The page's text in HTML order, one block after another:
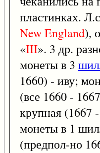
пластинках.
NewEngland),
«III». 3 др.
монеты в 3
1660) - иву;
(все 1660 -
крупная (1667
монеты в 1
(предпол-но